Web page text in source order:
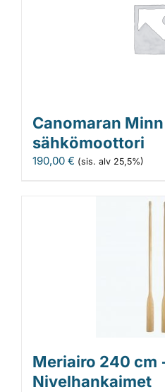
Canomaran
sähkömoottori
190,00 € (sis. alv 25,5%)
Meriairo 240 cm
Nivelhankaimet